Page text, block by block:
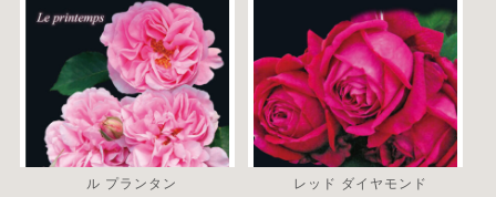
ル プランタン レッド ダイヤモンド